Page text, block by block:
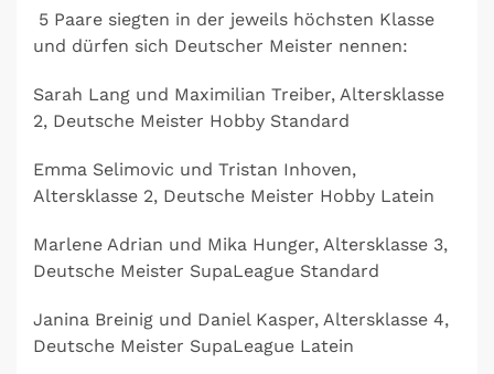
5 Paare siegten in der jeweils höchsten Klasse
und dürfen sich Deutscher Meister nennen:
Sarah Lang und Maximilian Treiber, Altersklasse
2, Deutsche Meister Hobby Standard
Emma Selimovic und Tristan Inhoven,
Altersklasse 2, Deutsche Meister Hobby Latein
Marlene Adrian und Mika Hunger, Altersklasse 3,
Deutsche Meister SupaLeague Standard
Janina Breinig und Daniel Kasper, Altersklasse 4,
Deutsche Meister SupaLeague Latein